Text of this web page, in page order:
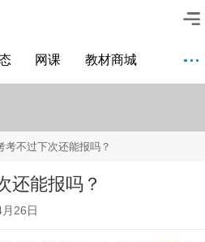
网课 教材商城
考不过下次还能报吗？
还能报吗？
26日